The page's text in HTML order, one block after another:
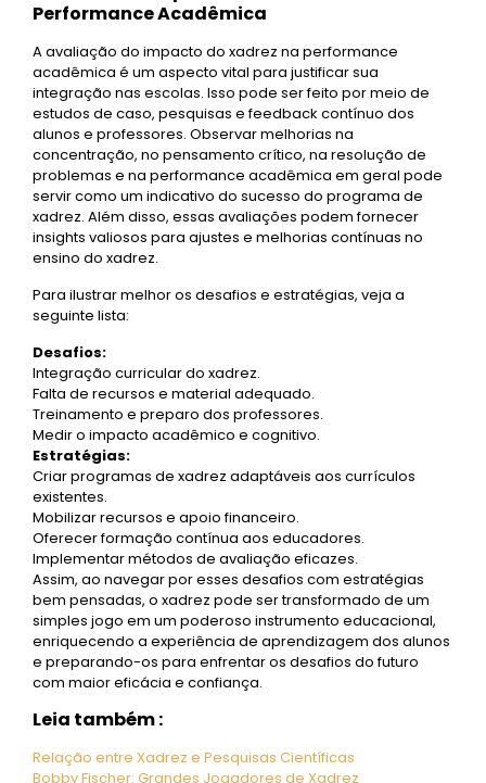
Performance Acadêmica
A avaliação do impacto do xadrez na performance
acadêmica é um aspecto vital para justificar sua
integração nas escolas. Isso pode ser feito por meio de
estudos de caso, pesquisas e feedback contínuo dos
alunos e professores. Observar melhorias na
concentração, no pensamento crítico, na resolução de
problemas e na performance acadêmica em geral pode
servir como um indicativo do sucesso do programa de
xadrez. Além disso, essas avaliações podem fornecer
insights valiosos para ajustes e melhorias contínuas no
ensino do xadrez.
Para ilustrar melhor os desafios e estratégias, veja a
seguinte lista:
Desafios:
Integração curricular do xadrez.
Falta de recursos e material adequado.
Treinamento e preparo dos professores.
Medir o impacto acadêmico e cognitivo.
Estratégias:
Criar programas de xadrez adaptáveis aos currículos
existentes.
Mobilizar recursos e apoio financeiro.
Oferecer formação contínua aos educadores.
Implementar métodos de avaliação eficazes.
Assim, ao navegar por esses desafios com estratégias
bem pensadas, o xadrez pode ser transformado de um
simples jogo em um poderoso instrumento educacional,
enriquecendo a experiência de aprendizagem dos alunos
e preparando-os para enfrentar os desafios do futuro
com maior eficácia e confiança.
Leia também :
Relação entre Xadrez e Pesquisas Científicas
Bobby Fischer: Grandes Jogadores de Xadrez